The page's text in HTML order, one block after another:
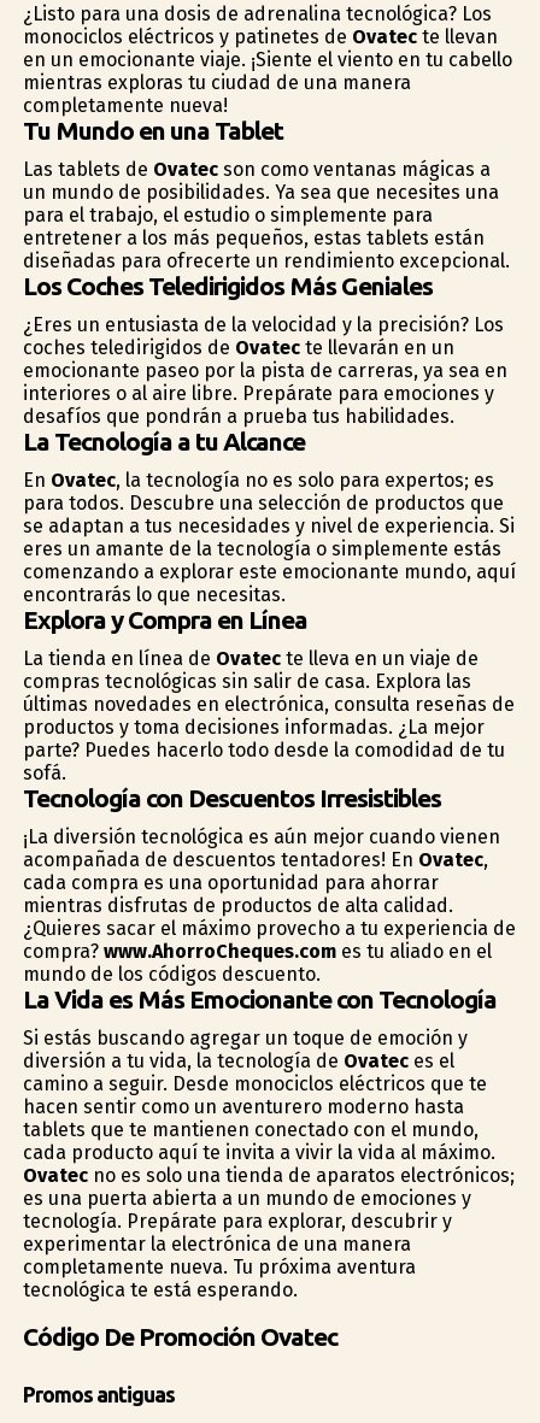
¿Listo para una dosis de adrenalina tecnológica? Los
monociclos eléctricos y patinetes de Ovatecte llevan
en un emocionante viaje. ¡Siente el viento en tu cabello
mientras exploras tu ciudad de una manera
completamente nueva!
Tu Mundo en una Tablet
Las tablets de Ovatecson como ventanas mágicas a
un mundo de posibilidades. Ya sea que necesites una
para el trabajo, el estudio o simplemente para
entretener a los más pequeños, estas tablets están
diseñadas para ofrecerte un rendimiento excepcional.
Los Coches Teledirigidos Más Geniales
¿Eres un entusiasta de la velocidad y la precisión? Los
coches teledirigidos de Ovatecte llevarán en un
emocionante paseo por la pista de carreras, ya sea en
interiores o al aire libre. Prepárate para emociones y
desafíos que pondrán a prueba tus habilidades.
La Tecnología a tu Alcance
En Ovatec, la tecnología no es solo para expertos; es
para todos. Descubre una selección de productos que
se adaptan a tus necesidades y nivel de experiencia. Si
eres un amante de la tecnología o simplemente estás
comenzando a explorar este emocionante mundo, aquí
encontrarás lo que necesitas.
Explora y Compra en Línea
La tienda en línea de Ovatecte lleva en un viaje de
compras tecnológicas sin salir de casa. Explora las
últimas novedades en electrónica, consulta reseñas de
productos y toma decisiones informadas. ¿La mejor
parte? Puedes hacerlo todo desde la comodidad de tu
sofá.
Tecnología con Descuentos Irresistibles
¡La diversión tecnológica es aún mejor cuando vienen
acompañada de descuentos tentadores! En Ovatec,
cada compra es una oportunidad para ahorrar
mientras disfrutas de productos de alta calidad.
¿Quieres sacar el máximo provecho a tu experiencia de
compra? www.AhorroCheques.comes tu aliado en el
mundo de los códigos descuento.
La Vida es Más Emocionante con Tecnología
Si estás buscando agregar un toque de emoción y
diversión a tu vida, la tecnología de Ovateces el
camino a seguir. Desde monociclos eléctricos que te
hacen sentir como un aventurero moderno hasta
tablets que te mantienen conectado con el mundo,
cada producto aquí te invita a vivir la vida al máximo.
Ovatecno es solo una tienda de aparatos electrónicos;
es una puerta abierta a un mundo de emociones y
tecnología. Prepárate para explorar, descubrir y
experimentar la electrónica de una manera
completamente nueva. Tu próxima aventura
tecnológica te está esperando.
Código De Promoción Ovatec
Promos antiguas